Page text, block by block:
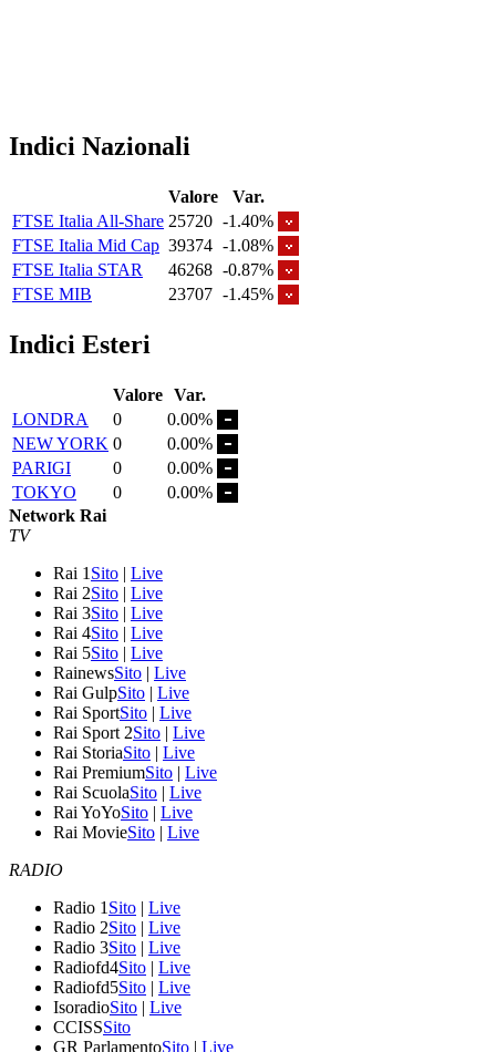
Indici Nazionali
Valore
Var.
FTSE Italia All-Share 25720 -1.40%
FTSE Italia Mid Cap 39374 -1.08%
FTSE Italia STAR
46268 -0.87%
FTSE MIB
23707 -1.45%
Indici Esteri
Valore Var.
LONDRA
0
0.00%
NEW YORK 0
0.00%
PARIGI
0
0.00%
TOKYO
0
0.00%
Network Rai
TV
Rai 1 Sito | Live
Rai 2Sito | Live
Rai 3Sito | Live
Rai 4Sito | Live
Rai 5Sito | Live
RainewsSito | Live
Rai GulpSito | Live
Rai SportSito | Live
Rai Sport 2Sito | Live
Rai StoriaSito | Live
Rai PremiumSito | Live
Rai ScuolaSito | Live
Rai YoYoSito | Live
Rai MovieSito | Live
RADIO
Radio 1 Sito | Live
Radio 2Sito | Live
Radio 3Sito | Live
Radiofd4Sito | Live
Radiofd5Sito | Live
IsoradioSito | Live
CCISSSito
GR ParlamentoSito | Live